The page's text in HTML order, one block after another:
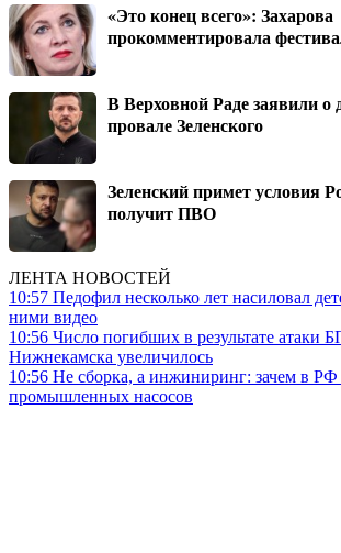
«Это конец всего»: Захарова
прокомментировала
В Верховной Раде заявили о
провале Зеленского
Зеленский примет условия
получит ПВО
ЛЕНТА НОВОСТЕЙ
10:57 Педофил несколько лет насиловал
ними видео
10:56 Число погибших в результате атаки
Нижнекамска увеличилось
10:56 Не сборка, а инжиниринг: зачем в РФ
промышленных насосов